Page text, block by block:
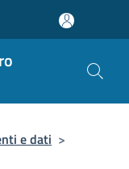
e dati >